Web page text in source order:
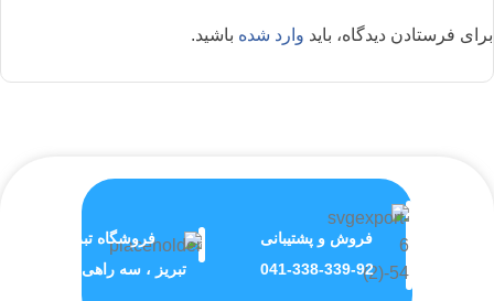
برای فرستادن دیدگاه، باید وارد شده باشید.
فروش و پشتیبانی
041-338-339-92
فروشگاه تبریز
تبریز ، سه راهی ولیعصر